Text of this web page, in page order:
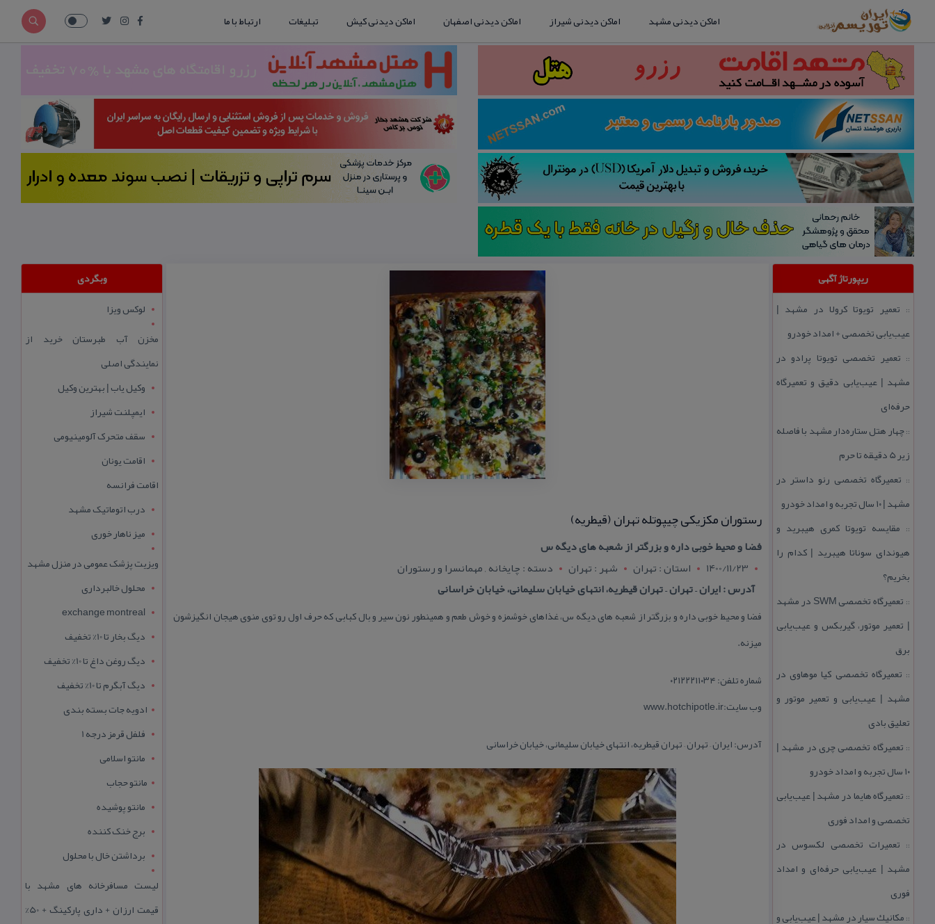
اماکن دیدنی مشهد اماکن دیدنی شیراز اماکن دیدنی اصفهان اماکن دیدنی کیش تبلیغات ارتباط با ما
ریپورتاژ آگهی
:: تعمیر تویوتا كرولا در مشهد |
عیب‌یابی تخصصی + امداد خودرو
:: تعمیر تخصصی تویوتا پرادو در
مشهد | عیب‌یابی دقیق و تعمیرگاه
حرفه‌ای
::چهار هتل‌ ستاره‌دار مشهد با فاصله
زیر 5 دقیقه تا حرم
:: تعمیرگاه تخصصی رنو داستر در
مشهد | ۱۰ سال تجربه و امداد خودرو
:: مقایسه تویوتا كمری هیبرید و
هیوندای سوناتا هیبرید | كدام را
بخریم؟
::
تعمیرگاه تخصصی SWM در مشهد
| تعمیر موتور، گیربكس و عیب‌یابی
برق
:: تعمیرگاه تخصصی كیا موهاوی در
مشهد | عیب‌یابی و تعمیر موتور و
تعلیق بادی
:: تعمیرگاه تخصصی چری در مشهد |
۱۰ سال تجربه و امداد خودرو
:: تعمیرگاه هایما در مشهد | عیب‌یابی
تخصصی و امداد فوری
:: تعمیرات تخصصی لكسوس در
مشهد | عیب‌یابی حرفه‌ای و امداد
فوری
:: مكانیك سیار در مشهد | عیب‌یابی و
رستوران مكزیكی چیپوتله تهران (قیطریه)
فضا و محیط خوبی داره و بزرگتر از شعبه های دیگه س
1400/11/23
استان : تهران شهر : تهران
دسته : چایخانه , مهمانسرا و رستوران
آدرس : ایران – تهران – تهران قیطریه، انتهای خیابان سلیمانی، خیابان خراسانی
فضا و محیط خوبی داره و بزرگتر از شعبه های دیگه س، غذاهای خوشمزه و خوش طعم و همینطور نون سیر و بال كبابی كه حرف اول رو توی منوی هیجان انگیزشون
میزنه.
شماره تلفن: ۰۲۱۲۲۲۱۱۰۳۴
وب سایت:www.hotchipotle.ir
آدرس: ایران – تهران – تهران قیطریه، انتهای خیابان سلیمانی، خیابان خراسانی
وبگردی
لوکس ویزا
مخزن آب طبرستان خرید از
نمایندگی اصلی
وکیل یاب | بهترین وکیل
ایمپلنت شیراز
سقف متحرک آلومینیومی
اقامت یونان
اقامت فرانسه
درب اتوماتیک مشهد
میز ناهار خوری
ویزیت پزشک عمومی در منزل مشهد
محلول خالبرداری
exchange montreal
دیگ بخار تا 10% تخفیف
دیگ روغن داغ تا 10% تخفیف
دیگ آبگرم تا 10% تخفیف
ادویه جات بسته بندی
فلفل قرمز درجه 1
مانتو اسلامی
مانتو حجاب
مانتو پوشیده
برج خنک کننده
برداشتن خال با محلول
لیست مسافرخانه های مشهد با
قیمت ارزان + داری پارکینگ + 50%